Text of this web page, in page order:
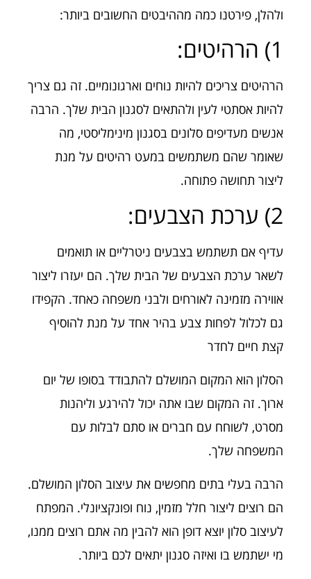
ולהלן, פירטנו כמה מההיבטים החשובים ביותר:
1) הרהיטים:
הרהיטים צריכים להיות נוחים וארגונומיים. זה גם צריך
להיות אסתטי לעין ולהתאים לסגנון הבית שלך. הרבה
אנשים מעדיפים סלונים בסגנון מינימליסטי, מה
שאומר שהם משתמשים במעט רהיטים על מנת
ליצור תחושה פתוחה.
2) ערכת הצבעים:
עדיף אם תשתמש בצבעים ניטרליים או תואמים
לשאר ערכת הצבעים של הבית שלך. הם יעזרו ליצור
אווירה מזמינה לאורחים ולבני משפחה כאחד. הקפידו
גם לכלול לפחות צבע בהיר אחד על מנת להוסיף
קצת חיים לחדר
הסלון הוא המקום המושלם להתבודד בסופו של יום
ארוך. זה המקום שבו אתה יכול להירגע וליהנות
מסרט, לשוחח עם חברים או סתם לבלות עם
המשפחה שלך.
הרבה בעלי בתים מחפשים את עיצוב הסלון המושלם.
הם רוצים ליצור חלל מזמין, נוח ופונקציונלי. המפתח
לעיצוב סלון יוצא דופן הוא להבין מה אתם רוצים ממנו,
מי ישתמש בו ואיזה סגנון יתאים לכם ביותר.